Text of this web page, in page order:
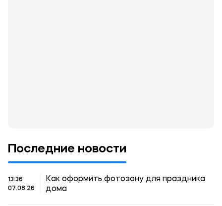
Последние новости
13:36
07.08.26
Как оформить фотозону для праздника
дома